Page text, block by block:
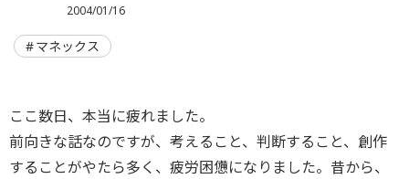
2004/01/16
マネックス
ここ数日、本当に疲れました。
前向きな話なのですが、考えること、判断すること、創作
することがやたら多く、疲労困憊になりました。昔から、